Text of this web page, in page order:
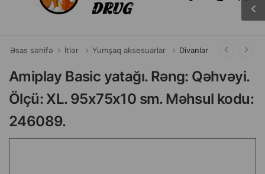
Əsas səhifə İtlər Yumşaq aksesuarlar Divanlar
Amiplay Basic yatağı. Rəng: Qəhvəyi.
Ölçü: XL. 95x75x10 sm. Məhsul kodu:
246089.